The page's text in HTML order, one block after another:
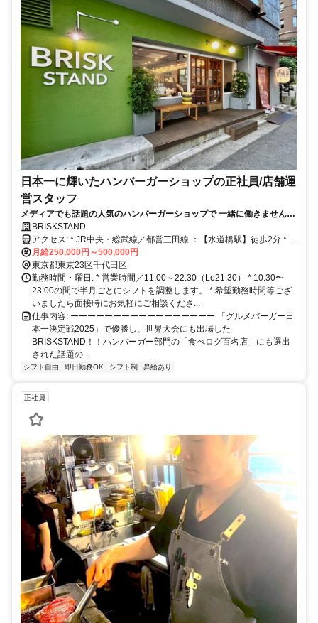
日本一に輝いたハンバーガーショップの正社員/店舗運
営スタッフ
メディアでも話題の人気のハンバーガーショップで 一緒に働きません
か？新しいメンバーを募集中！
BRISKSTAND
アクセス: * JR中央・総武線／都営三田線 ：【水道橋駅】徒歩2分 * 半
蔵門線／都営新宿線：【神保町駅】徒歩7分 * 丸ノ内線：【御茶ノ水
駅】徒歩9分 * 南北線：【後楽園駅】徒歩10分 * 東西線：【九段下
駅】徒歩10分 * 有楽町線／都営大江戸線：【飯田橋駅】徒歩12分
月給250,000円～500,000円
東京都東京23区千代田区
勤務時間・曜日: * 営業時間／11:00～22:30（Lo21:30） * 10:30〜
23:00の間で半月ごとにシフトを調整します。 * 希望勤務時間等ござ
いましたら面接時にお気軽にご相談くださ...
仕事内容: ーーーーーーーーーーーーーーーーー 「グルメバーガー日
本一決定戦2025」で優勝し、世界大会にも出場した
BRISKSTAND！！ハンバーガー部門の「食べログ百名店」にも選出
された話題の...
シフト自由 即日勤務OK シフト制 昇給あり
正社員